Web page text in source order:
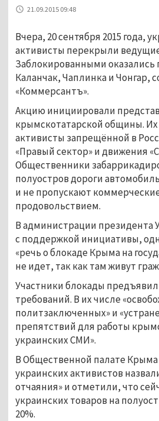
21.09.2015 09:48
Вчера, 20 сентября 2015 года,
активисты перекрыли
Заблокированными
Каланчак, Чаплинка и Чонгар,
«Коммерсантъ».
Акцию инициировали
крымскотатарской общины.
активисты запрещённой в
«Правый сектор» и движения
Общественники
полуостров дороги
и не пропускают
продовольствием.
В администрации президента
с поддержкой инициативы,
«речь о блокаде Крыма на
не идет, так как там живут
Участники блокады
требований. В их числе
политзаключенных» и
препятствий для работы
украинских СМИ».
В Общественной палате
украинских активистов
отчаяния» и отметили, что
украинских товаров на
20%.